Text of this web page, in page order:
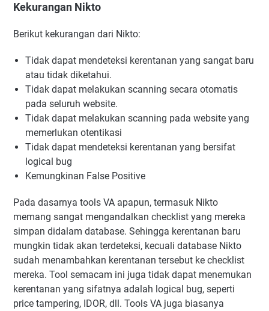
Kekurangan Nikto
Berikut kekurangan dari Nikto:
Tidak dapat mendeteksi kerentanan yang sangat baru
atau tidak diketahui.
Tidak dapat melakukan scanning secara otomatis
pada seluruh website.
Tidak dapat melakukan scanning pada website yang
memerlukan otentikasi
Tidak dapat mendeteksi kerentanan yang bersifat
logical bug
Kemungkinan False Positive
Pada dasarnya tools VA apapun, termasuk Nikto
memang sangat mengandalkan checklist yang mereka
simpan didalam database. Sehingga kerentanan baru
mungkin tidak akan terdeteksi, kecuali database Nikto
sudah menambahkan kerentanan tersebut ke checklist
mereka. Tool semacam ini juga tidak dapat menemukan
kerentanan yang sifatnya adalah logical bug, seperti
price tampering, IDOR, dll. Tools VA juga biasanya